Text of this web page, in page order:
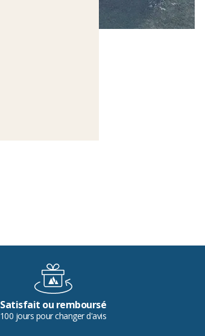
Satisfait ou remboursé
100 jours pour changer d'avis